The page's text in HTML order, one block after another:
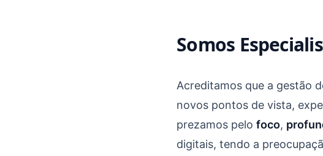
Somos
Acreditamos que a gestão
novos pontos de vista,
prezamos pelo foco,
digitais, tendo a